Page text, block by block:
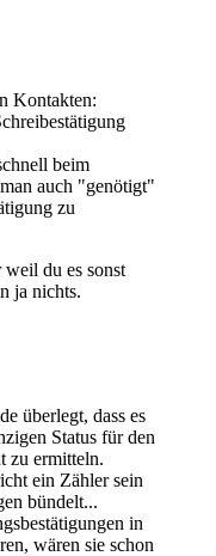
Kontakten:
beim
auch "genötigt"
zu
du es sonst
ja nichts.
überlegt, dass es
Status für den
zu ermitteln.
ein Zähler sein
bündelt...
in
wären sie schon